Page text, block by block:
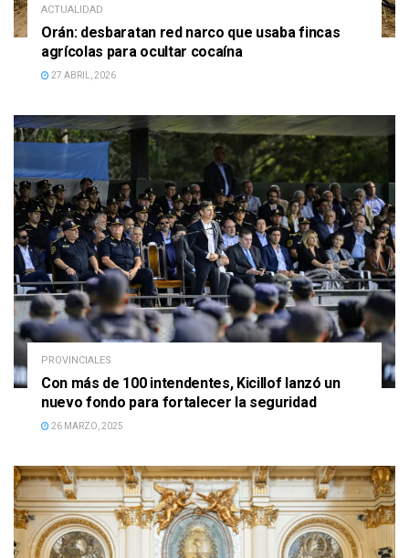
ACTUALIDAD
Orán: desbaratan red narco que usaba fincas
agrícolas para ocultar cocaína
27 ABRIL, 2026
PROVINCIALES
Con más de 100 intendentes, Kicillof lanzó un
nuevo fondo para fortalecer la seguridad
26 MARZO, 2025